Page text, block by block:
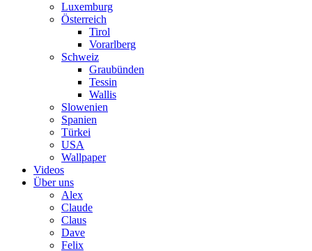
Luxemburg
Österreich
Tirol
Vorarlberg
Schweiz
Graubünden
Tessin
Wallis
Slowenien
Spanien
Türkei
USA
Wallpaper
Videos
Über uns
Alex
Claude
Claus
Dave
Felix